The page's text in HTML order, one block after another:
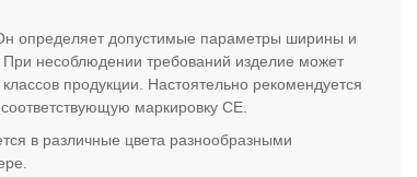
определяет допустимые параметры ширины и
несоблюдении требований изделие может
продукции. Настоятельно рекомендуется
маркировку СЕ.
в различные цвета разнообразными